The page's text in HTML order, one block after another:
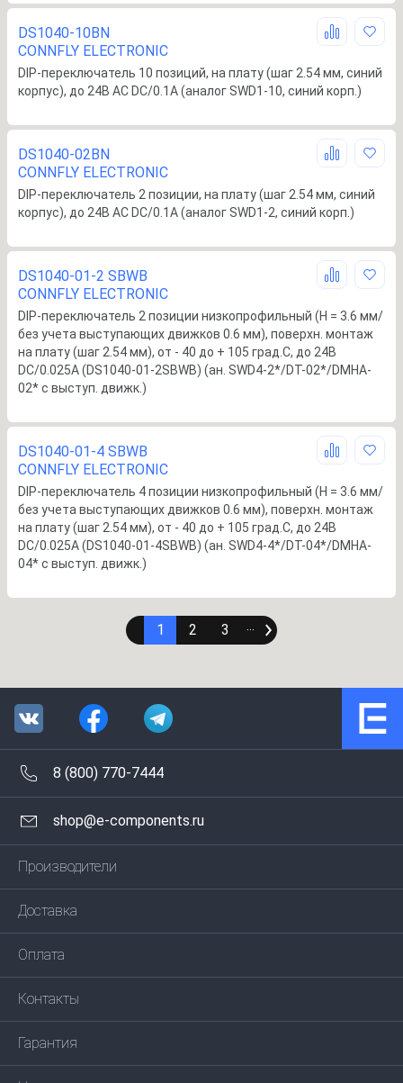
DS1040-10BN
CONNFLY ELECTRONIC
DIP-переключатель 10 позиций, на плату (шаг 2.54 мм, синий
корпус), до 24B AC DC/0.1А (аналог SWD1-10, синий корп.)
DS1040-02BN
CONNFLY ELECTRONIC
DIP-переключатель 2 позиции, на плату (шаг 2.54 мм, синий
корпус), до 24B AC DC/0.1А (аналог SWD1-2, синий корп.)
DS1040-01-2 SBWB
CONNFLY ELECTRONIC
DIP-переключатель 2 позиции низкопрофильный (H = 3.6 мм/
без учета выступающих движков 0.6 мм), поверхн. монтаж
на плату (шаг 2.54 мм), от - 40 до + 105 град.C, до 24B
DC/0.025А (DS1040-01-2SBWB) (ан. SWD4-2*/DT-02*/DMHA-
02* с выступ. движк.)
DS1040-01-4 SBWB
CONNFLY ELECTRONIC
DIP-переключатель 4 позиции низкопрофильный (H = 3.6 мм/
без учета выступающих движков 0.6 мм), поверхн. монтаж
на плату (шаг 2.54 мм), от - 40 до + 105 град.C, до 24B
DC/0.025А (DS1040-01-4SBWB) (ан. SWD4-4*/DT-04*/DMHA-
04* с выступ. движк.)
1 2 3 ∙∙∙
8 (800) 770-7444
shop@e-components.ru
Производители
Доставка
Оплата
Контакты
Гарантия